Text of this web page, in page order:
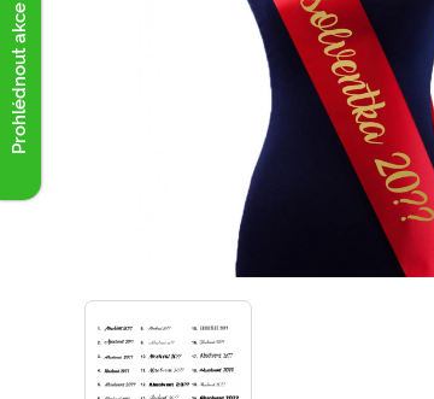
Prohlédnout akce